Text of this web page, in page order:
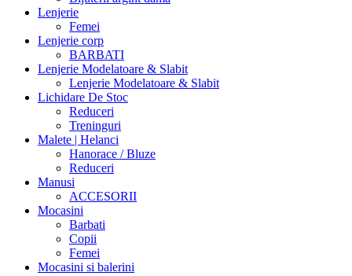
Lenjerie
Femei
Lenjerie corp
BARBATI
Lenjerie Modelatoare & Slabit
Lenjerie Modelatoare & Slabit
Lichidare De Stoc
Reduceri
Treninguri
Malete | Helanci
Hanorace / Bluze
Reduceri
Manusi
ACCESORII
Mocasini
Barbati
Copii
Femei
Mocasini si balerini